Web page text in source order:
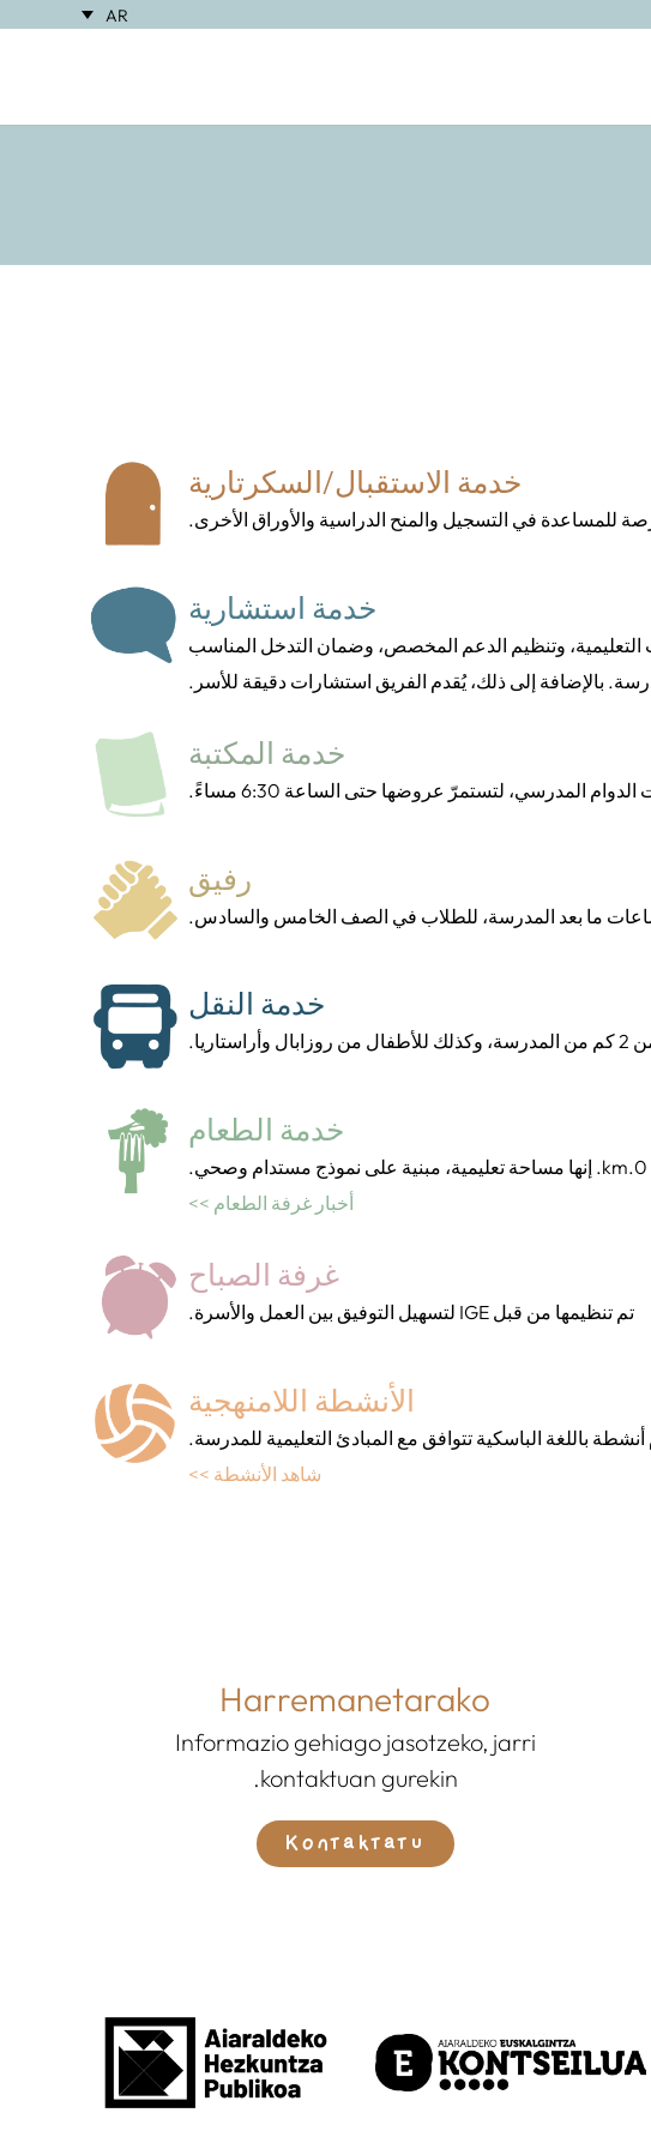
AR
خدمة الاستقبال/السكرتارية
خدمة استشارية
التعليمية، وتنظيم الدعم المخصص، وضمان التدخل المناسب
بالإضافة إلى ذلك، يُقدم الفريق استشارات دقيقة للأسر.
خدمة المكتبة
رفيق
ساعات ما بعد المدرسة، للطلاب في الصف الخامس والسادس.
خدمة النقل
خدمة الطعام
أخبار غرفة الطعام >>
غرفة الصباح
تم تنظيمها من قبل IGE لتسهيل التوفيق بين العمل والأسرة.
الأنشطة اللامنهجية
شاهد الأنشطة >>
Harremanetarako
Informazio gehiago jasotzeko, jarri
kontaktuan gurekin.
Kontaktatu